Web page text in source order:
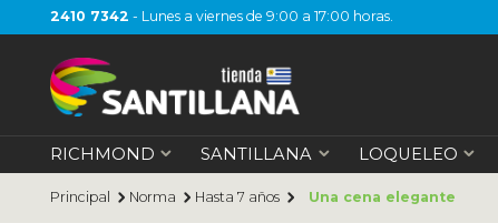
2410 7342 - Lunes a viernes de 9:00 a 17:00 horas.
RICHMOND SANTILLANA LOQUELEO
Principal Norma Hasta 7 años Una cena elegante